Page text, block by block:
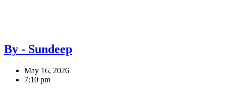
By - Sundeep
May 16, 2026
7:10 pm